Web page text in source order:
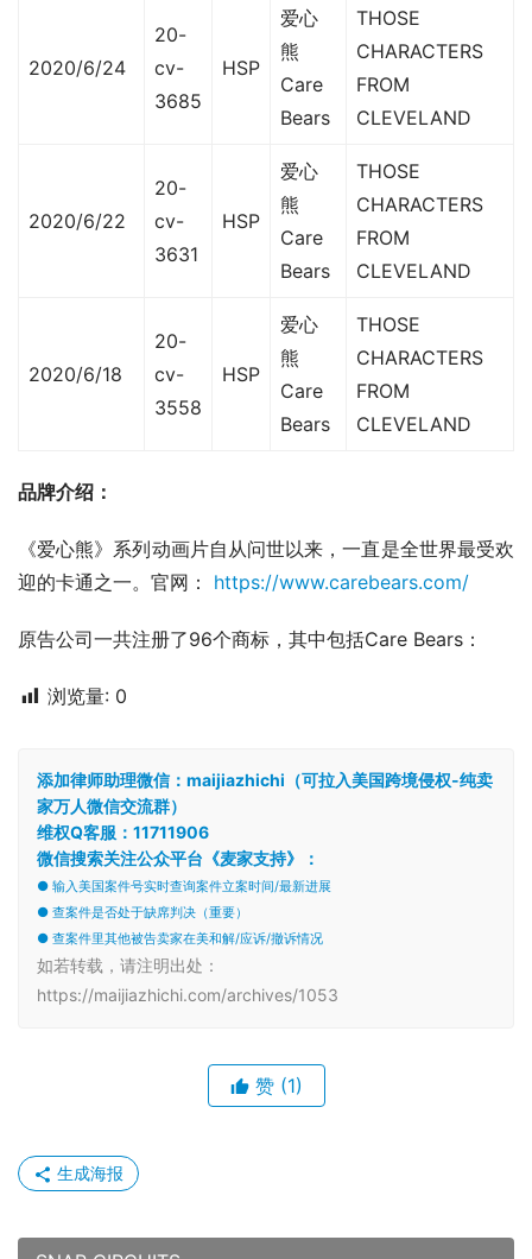
2020/6/24
20-
cv-
3685
HSP
爱心
熊
Care
Bears
THOSE
CHARACTERS
FROM
CLEVELAND
2020/6/22
20-
cv-
3631
HSP
爱心
熊
Care
Bears
THOSE
CHARACTERS
FROM
CLEVELAND
2020/6/18
20-
cv-
3558
HSP
爱心
熊
Care
Bears
THOSE
CHARACTERS
FROM
CLEVELAND
品牌介绍：
《爱心熊》系列动画片自从问世以来，一直是全世界最受欢
迎的卡通之一。官网： https://www.carebears.com/
原告公司一共注册了96个商标，其中包括Care Bears：
浏览量: 0
添加律师助理微信：maijiazhichi（可拉入美国跨境侵权-纯卖
家万人微信交流群）
维权Q客服：11711906
微信搜索关注公众平台《麦家支持》：
● 输入美国案件号实时查询案件立案时间/最新进展
● 查案件是否处于缺席判决（重要）
● 查案件里其他被告卖家在美和解/应诉/撤诉情况
如若转载，请注明出处：
https://maijiazhichi.com/archives/1053
赞 (1)
生成海报